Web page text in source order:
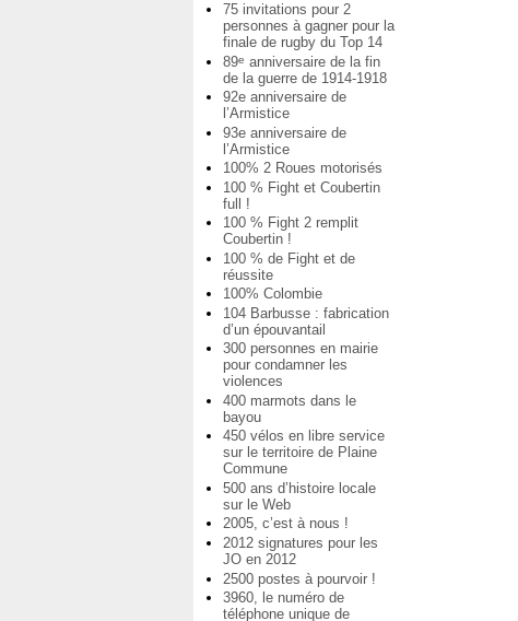
75 invitations pour 2
personnes à gagner pour la
finale de rugby du Top 14
89e anniversaire de la fin
de la guerre de 1914-1918
92e anniversaire de
l’Armistice
93e anniversaire de
l’Armistice
100% 2 Roues motorisés
100 % Fight et Coubertin
full !
100 % Fight 2 remplit
Coubertin !
100 % de Fight et de
réussite
100% Colombie
104 Barbusse : fabrication
d’un épouvantail
300 personnes en mairie
pour condamner les
violences
400 marmots dans le
bayou
450 vélos en libre service
sur le territoire de Plaine
Commune
500 ans d’histoire locale
sur le Web
2005, c’est à nous !
2012 signatures pour les
JO en 2012
2500 postes à pourvoir !
3960, le numéro de
téléphone unique de